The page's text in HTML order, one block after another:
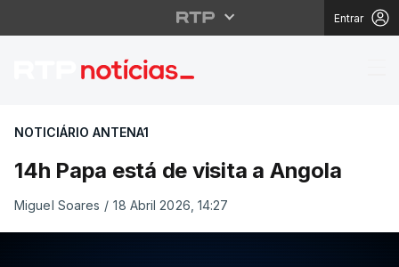
Entrar
14h Papa está de
NOTICIÁRIO ANTENA1
14h Papa está de visita a Angola
Miguel Soares / 18 Abril 2026, 14:27